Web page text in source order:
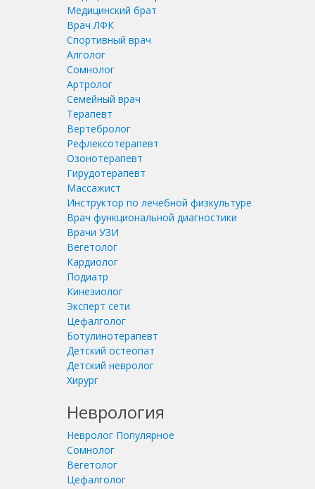
Медицинский брат
Врач ЛФК
Спортивный врач
Алголог
Сомнолог
Артролог
Семейный врач
Терапевт
Вертебролог
Рефлексотерапевт
Озонотерапевт
Гирудотерапевт
Массажист
Инструктор по лечебной физкультуре
Врач функциональной диагностики
Врачи УЗИ
Вегетолог
Кардиолог
Подиатр
Кинезиолог
Эксперт сети
Цефалголог
Ботулинотерапевт
Детский остеопат
Детский невролог
Хирург
Неврология
Невролог Популярное
Сомнолог
Вегетолог
Цефалголог